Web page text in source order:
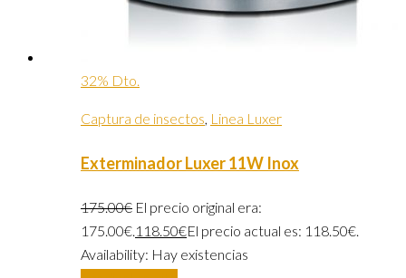
32% Dto.
Captura de insectos Linea Luxer
Exterminador Luxer 11W Inox
175.00€ El precio original era:
175.00€.118.50€El precio actual es: 118.50€.
Availability: Hay existencias